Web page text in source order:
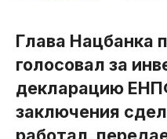
Глава Нацбанка
голосовал за
декларацию
заключения